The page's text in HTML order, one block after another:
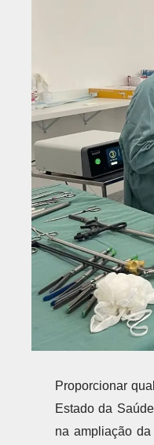
Proporcionar
Estado da
na ampliação